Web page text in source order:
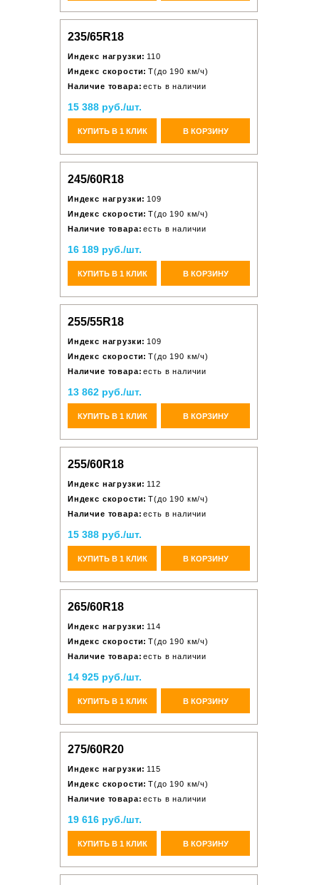
235/65R18
Индекс нагрузки: 110
Индекс скорости: T(до 190 км/ч)
Наличие товара: есть в наличии
15 388 руб./шт.
КУПИТЬ В 1 КЛИК В КОРЗИНУ
245/60R18
Индекс нагрузки: 109
Индекс скорости: T(до 190 км/ч)
Наличие товара: есть в наличии
16 189 руб./шт.
КУПИТЬ В 1 КЛИК В КОРЗИНУ
255/55R18
Индекс нагрузки: 109
Индекс скорости: T(до 190 км/ч)
Наличие товара: есть в наличии
13 862 руб./шт.
КУПИТЬ В 1 КЛИК В КОРЗИНУ
255/60R18
Индекс нагрузки: 112
Индекс скорости: T(до 190 км/ч)
Наличие товара: есть в наличии
15 388 руб./шт.
КУПИТЬ В 1 КЛИК В КОРЗИНУ
265/60R18
Индекс нагрузки: 114
Индекс скорости: T(до 190 км/ч)
Наличие товара: есть в наличии
14 925 руб./шт.
КУПИТЬ В 1 КЛИК В КОРЗИНУ
275/60R20
Индекс нагрузки: 115
Индекс скорости: T(до 190 км/ч)
Наличие товара: есть в наличии
19 616 руб./шт.
КУПИТЬ В 1 КЛИК В КОРЗИНУ